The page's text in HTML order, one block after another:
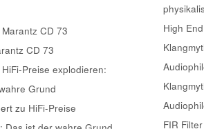
Marantz CD 73
CD 73
HiFi-Preise explodieren:
Grund
zu HiFi-Preise
High
FIR